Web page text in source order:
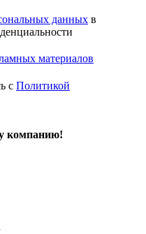
данных в
материалов
с Политикой
компанию!